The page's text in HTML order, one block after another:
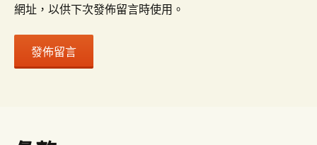
網址，以供下次發佈留言時使用。